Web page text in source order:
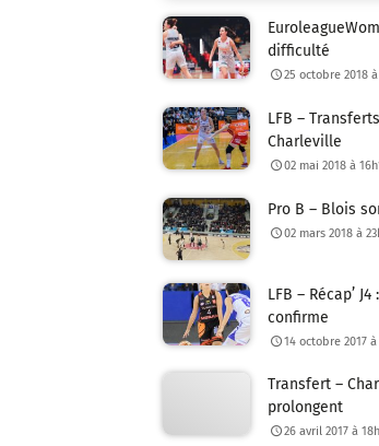
difficulté
25 octobre 2018
LFB –
Charleville
02 mai 2018 à
Pro B – Blois
02 mars 2018 à
LFB – Récap’
confirme
14 octobre 2017 à
Transfert –
prolongent
26 avril 2017 à